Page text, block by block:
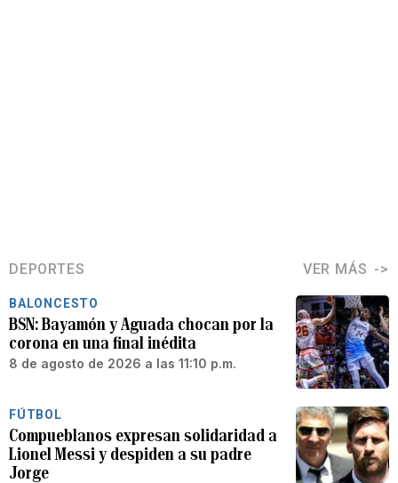
DEPORTES VER MÁS
BALONCESTO
BSN: Bayamón y Aguada chocan por la
corona en una final inédita
8 de agosto de 2026 a las 11:10 p.m.
FÚTBOL
Compueblanos expresan solidaridad a
Lionel Messi y despiden a su padre
Jorge